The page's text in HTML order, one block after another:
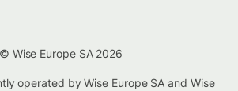
© Wise Europe SA 2026
operated by Wise Europe SA and Wise